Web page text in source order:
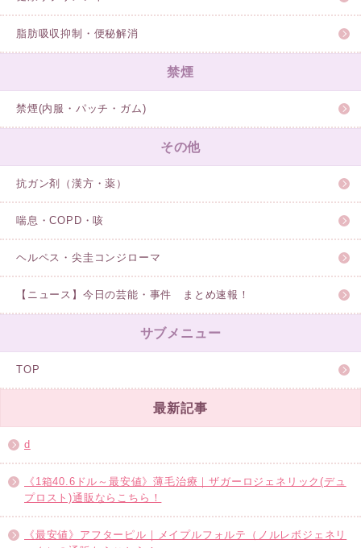
脂肪吸収抑制・便秘解消
禁煙
禁煙(内服・パッチ・ガム)
その他
抗ガン剤（漢方・薬）
喘息・COPD・咳
ヘルペス・尖圭コンジローマ
【ニュース】今日の芸能・事件 まとめ速報！
サブメニュー
TOP
最新記事
d
《1箱40.6ドル～最安値》薄毛治療｜ザガーロジェネリック(デュ
プロスト)通販ならこちら！
《最安値》アフターピル｜メイプルフォルテ（ノルレボジェネリ